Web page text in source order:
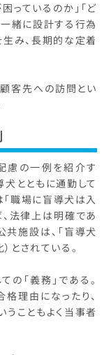
っているのか」「ど
緒に設計する行為
み、長期的な定着
客先への訪問とい
慮の一例を紹介す
犬とともに通勤して
「職場に盲導犬は入
法律上は明確であ
共施設は、「盲導犬
とされている。
の「義務」である。
理由になったり、
うこともよく当事者